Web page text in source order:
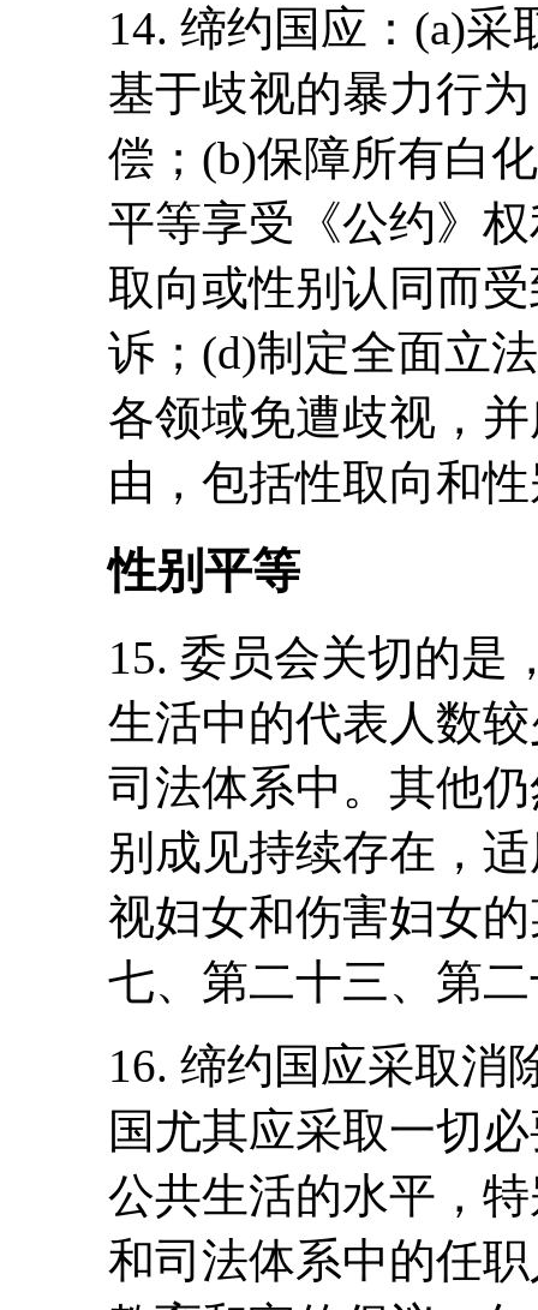
14. 缔约国应：(a)
基于歧视的暴力行
偿；(b)保障所有白
平等享受《公约》
取向或性别认同而
诉；(d)制定全面立
各领域免遭歧视，
由，包括性取向和
性别平等
15. 委员会关切的是
生活中的代表人数
司法体系中。其他
别成见持续存在，
视妇女和伤害妇女
七、第二十三、第
16. 缔约国应采取消
国尤其应采取一切
公共生活的水平，
和司法体系中的任